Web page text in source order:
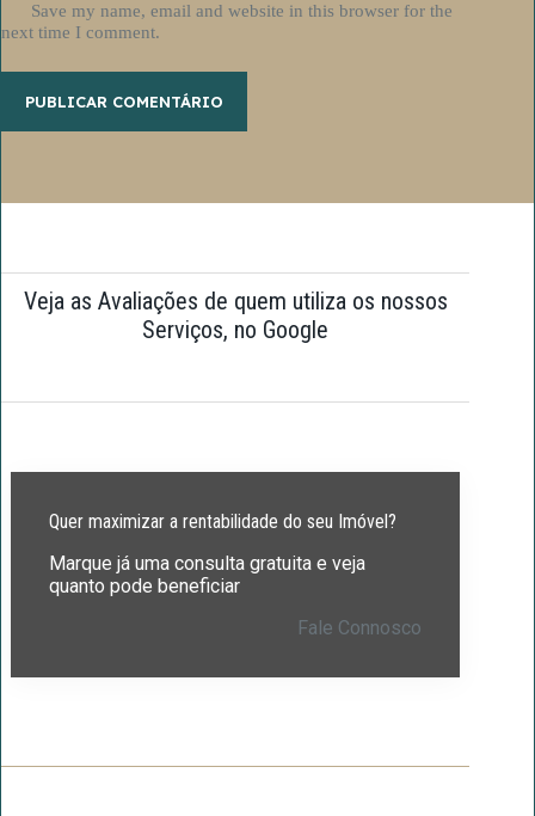
Save my name, email and website in this browser for the
next time I comment.
PUBLICAR COMENTÁRIO
Veja as Avaliações de quem utiliza os nossos
Serviços, no Google
Quer maximizar a rentabilidade do seu Imóvel?
Marque já uma consulta gratuita e veja
quanto pode beneficiar
Fale Connosco